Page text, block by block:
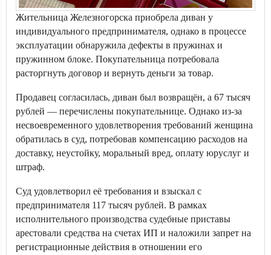
Жительница Железногорска приобрела диван у
индивидуального предпринимателя, однако в процессе
эксплуатации обнаружила дефекты в пружинах и
пружинном блоке. Покупательница потребовала
расторгнуть договор и вернуть деньги за товар.
Продавец согласилась, диван был возвращён, а 67 тысяч
рублей — перечислены покупательнице. Однако из-за
несвоевременного удовлетворения требований женщина
обратилась в суд, потребовав компенсацию расходов на
доставку, неустойку, моральный вред, оплату юруслуг и
штраф.
Суд удовлетворил её требования и взыскал с
предпринимателя 117 тысяч рублей. В рамках
исполнительного производства судебные приставы
арестовали средства на счетах ИП и наложили запрет на
регистрационные действия в отношении его